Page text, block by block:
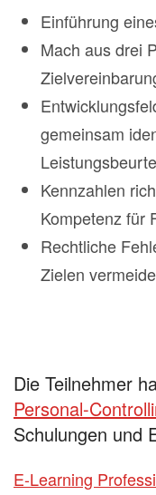
Einführung
Mach aus drei
gemeinsam
Kennzahlen
Kompetenz für
Rechtliche
Zielen
Die Teilnehmer
Personal-
Schulungen und
E-Learning